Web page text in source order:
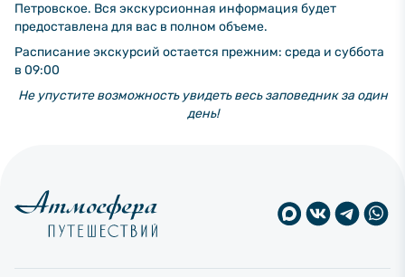
Петровское. Вся экскурсионная информация будет
предоставлена для вас в полном объеме.
Расписание экскурсий остается прежним: среда и суббота
в 09:00
Не упустите возможность увидеть весь заповедник за один
день!